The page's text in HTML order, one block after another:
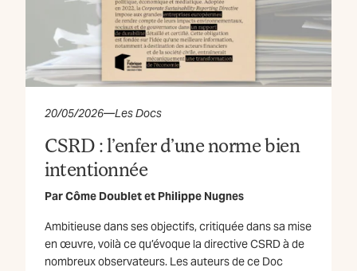
20/05/2026—Les Docs
CSRD : l’enfer d’une norme bien
intentionnée
ParCôme Doubletet Philippe Nugnes
Ambitieuse dans ses objectifs, critiquée dans sa mise
en œuvre, voilà ce qu’évoque la directive CSRD à de
nombreux observateurs. Les auteurs de ce Doc